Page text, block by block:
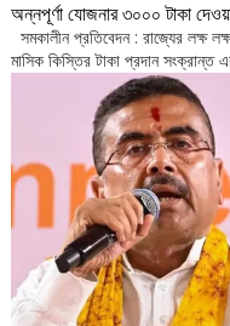
অন্নপূর্ণা যোজনার ৩০০০ টাকা
সমকালীন প্রতিবেদন : রাজ্যের লক্ষ
মাসিক কিস্তির টাকা প্রদান সংক্রান্ত